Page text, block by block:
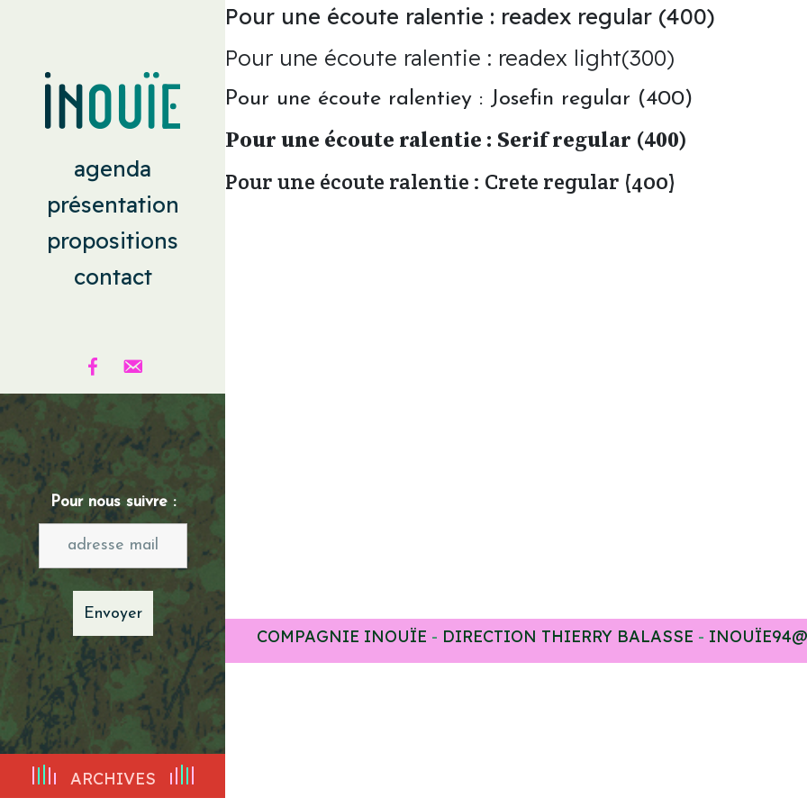
agenda
présentation
propositions
contact
Pour nous suivre :
ARCHIVES
Pour une écoute ralentie : readex regular (400)
Pour une écoute ralentie : readex light(300)
Pour une écoute ralentiey : Josefin regular (400)
Pour une écoute ralentie : Serif regular (400)
Pour une écoute ralentie : Crete regular (400)
COMPAGNIE INOUÏE - DIRECTION THIERRY BALASSE -